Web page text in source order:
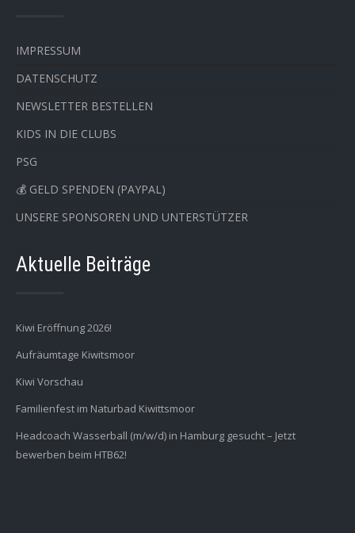
IMPRESSUM
DATENSCHUTZ
NEWSLETTER BESTELLEN
KIDS IN DIE CLUBS
PSG
💰 GELD SPENDEN (PAYPAL)
UNSERE SPONSOREN UND UNTERSTÜTZER
Aktuelle Beiträge
Kiwi Eröffnung 2026!
Aufräumtage Kiwitsmoor
Kiwi Vorschau
Familienfest im Naturbad Kiwittsmoor
Headcoach Wasserball (m/w/d) in Hamburg gesucht – Jetzt
bewerben beim HTB62!